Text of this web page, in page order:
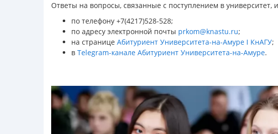
Ответы на вопросы, связанные с поступлением в
по телефону +7(4217)528-528;
по адресу электронной почты prkom@knastu.ru;
на странице Абитуриент Университета-на-Амуре ǀ КнАГУ;
в Telegram-канале Абитуриент Университета-на-Амуре.